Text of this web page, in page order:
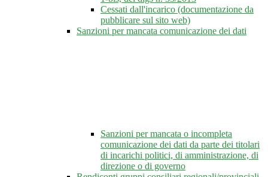
Cessati dall'incarico (documentazione da
pubblicare sul sito web)
Sanzioni per mancata comunicazione dei dati
Sanzioni per mancata o incompleta
comunicazione dei dati da parte dei titolari
di incarichi politici, di amministrazione, di
direzione o di governo